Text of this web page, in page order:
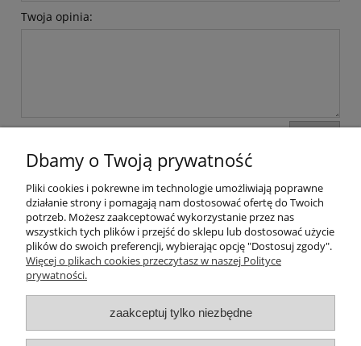
Twoja opinia:
Moje konto
Płatności i dostawa
O nas
Dbamy o Twoją prywatność
Pliki cookies i pokrewne im technologie umożliwiają poprawne
działanie strony i pomagają nam dostosować ofertę do Twoich
potrzeb. Możesz zaakceptować wykorzystanie przez nas
wszystkich tych plików i przejść do sklepu lub dostosować użycie
plików do swoich preferencji, wybierając opcję "Dostosuj zgody".
Więcej o plikach cookies przeczytasz w naszej Polityce
prywatności.
zaakceptuj tylko niezbędne